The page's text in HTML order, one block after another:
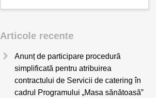
Articole recente
Anunț de participare procedură
simplificată pentru atribuirea
contractului de Servicii de catering în
cadrul Programului „Masa sănătoasă”